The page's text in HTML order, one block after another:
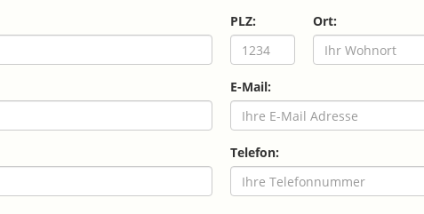
PLZ: Ort:
E-Mail:
Telefon: